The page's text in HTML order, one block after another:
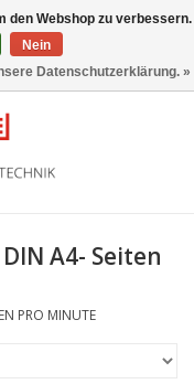
A4- Seiten
PRO MINUTE
den Webshop zu verbessern.
Nein
Datenschutzerklärung. »